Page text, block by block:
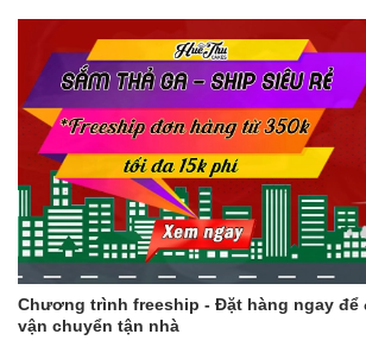
Chương trình freeship - Đặt hàng ngay để
vận chuyển tận nhà